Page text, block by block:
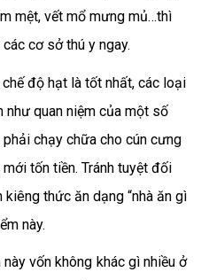
mệt, vết mổ mưng mủ…thì
cơ sở thú y ngay.
độ hạt là tốt nhất, các loại
như quan niệm của một số
chạy chữa cho cún cưng
tốn tiền. Tránh tuyệt đối
thức ăn dạng “nhà ăn gì
này.
vốn không khác gì nhiều ở